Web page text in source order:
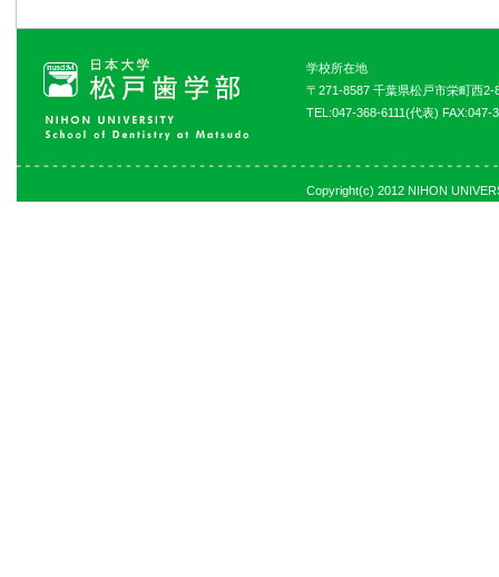
学校所在地
〒271-8587 千葉県松戸市栄町西2-
TEL:047-368-6111(代表) FAX:047-
Copyright(c) 2012 NIHON